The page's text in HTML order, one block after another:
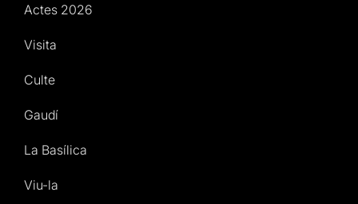
Actes 2026
Visita
Culte
Gaudí
La Basílica
Viu-la